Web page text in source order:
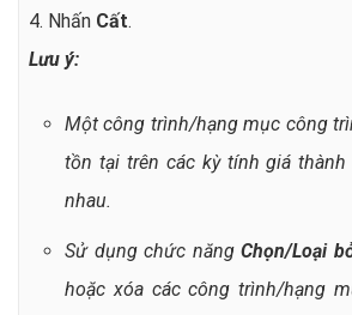
4. Nhấn Cất.
Lưu ý:
Một công trình/hạng mục công
tồn tại trên các kỳ tính giá
nhau.
Sử dụng chức năngChọn/Loại
hoặc xóa các công trình/hạng